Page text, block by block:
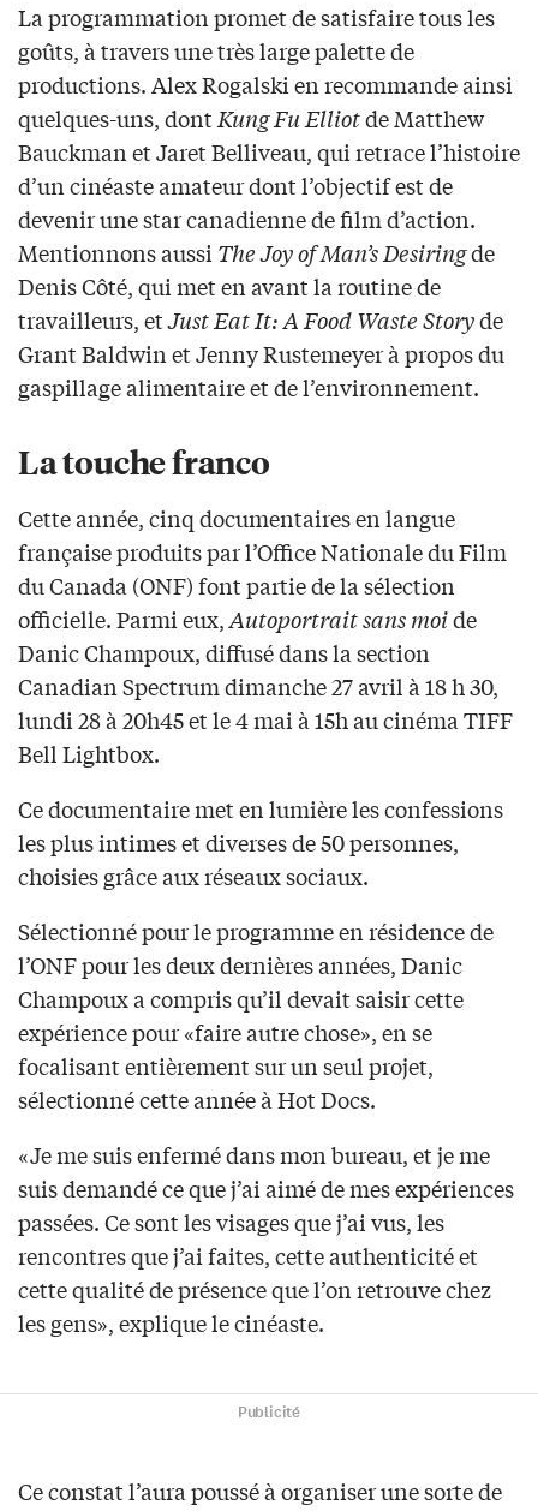
La programmation promet de satisfaire tous les
goûts, à travers une très large palette de
productions. Alex Rogalski en recommande ainsi
quelques-uns, dontKung Fu Elliotde Matthew
Bauckman et Jaret Belliveau, qui retrace l’histoire
d’un cinéaste amateur dont l’objectif est de
devenir une star canadienne de film d’action.
Mentionnons aussiThe Joy of Man’s Desiringde
Denis Côté, qui met en avant la routine de
travailleurs, etJust Eat It: A Food Waste Storyde
Grant Baldwin et Jenny Rustemeyer à propos du
gaspillage alimentaire et de l’environnement.
La touche franco
Cette année, cinq documentaires en langue
française produits par l’Office Nationale du Film
du Canada (ONF) font partie de la sélection
officielle. Parmi eux,Autoportrait sans moide
Danic Champoux, diffusé dans la section
Canadian Spectrum dimanche 27 avril à 18 h 30,
lundi 28 à 20h45 et le 4 mai à 15h au cinéma TIFF
Bell Lightbox.
Ce documentaire met en lumière les confessions
les plus intimes et diverses de 50 personnes,
choisies grâce aux réseaux sociaux.
Sélectionné pour le programme en résidence de
l’ONF pour les deux dernières années, Danic
Champoux a compris qu’il devait saisir cette
expérience pour «faire autre chose», en se
focalisant entièrement sur un seul projet,
sélectionné cette année à Hot Docs.
«Je me suis enfermé dans mon bureau, et je me
suis demandé ce que j’ai aimé de mes expériences
passées. Ce sont les visages que j’ai vus, les
rencontres que j’ai faites, cette authenticité et
cette qualité de présence que l’on retrouve chez
les gens», explique le cinéaste.
Publicité
Ce constat l’aura poussé à organiser une sorte de